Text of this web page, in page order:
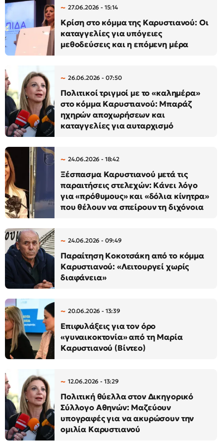
27.06.2026 - 15:14
Κρίση στο κόμμα της Καρυστιανού: Οι
καταγγελίες για υπόγειες
μεθοδεύσεις και η επόμενη μέρα
26.06.2026 - 07:50
Πολιτικοί τριγμοί με το «καλημέρα»
στο κόμμα Καρυστιανού: Μπαράζ
ηχηρών αποχωρήσεων και
καταγγελίες για αυταρχισμό
24.06.2026 - 18:42
Ξέσπασμα Καρυστιανού μετά τις
παραιτήσεις στελεχών: Κάνει λόγο
για «πρόθυμους» και «δόλια κίνητρα»
που θέλουν να σπείρουν τη διχόνοια
24.06.2026 - 09:49
Παραίτηση Κοκοτσάκη από το κόμμα
Καρυστιανού: «Λειτουργεί χωρίς
διαφάνεια»
20.06.2026 - 13:39
Επιφυλάξεις για τον όρο
«γυναικοκτονία» από τη Μαρία
Καρυστιανού (Βίντεο)
12.06.2026 - 13:29
Πολιτική θύελλα στον Δικηγορικό
Σύλλογο Αθηνών: Μαζεύουν
υπογραφές για να ακυρώσουν την
ομιλία Καρυστιανού